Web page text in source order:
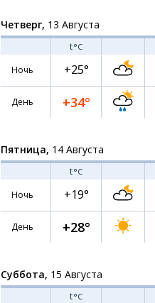
Четверг, 13 Августа
t°C
Ночь
+25°
День +34°
Пятница, 14 Августа
t°C
Ночь
+19°
День +28°
Суббота, 15 Августа
t°C